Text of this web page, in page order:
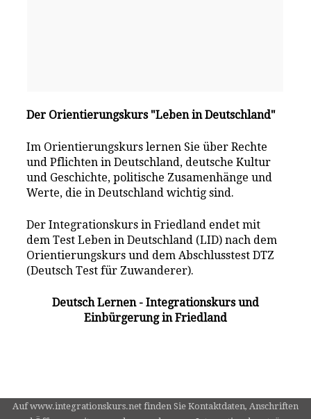
Der Orientierungskurs "Leben in Deutschland"
Im Orientierungskurs lernen Sie über Rechte
und Pflichten in Deutschland, deutsche Kultur
und Geschichte, politische Zusamenhänge und
Werte, die in Deutschland wichtig sind.
Der Integrationskurs in Friedland endet mit
dem Test Leben in Deutschland (LID) nach dem
Orientierungskurs und dem Abschlusstest DTZ
(Deutsch Test für Zuwanderer).
Deutsch Lernen - Integrationskurs und
Einbürgerung in Friedland
Auf www.integrationskurs.net finden Sie Kontaktdaten, Anschriften